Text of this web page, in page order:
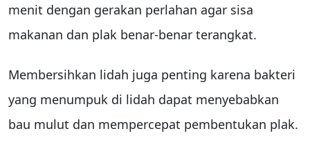
menit dengan gerakan perlahan agar sisa
makanan dan plak benar-benar terangkat.
Membersihkan lidah juga penting karena bakteri
yang menumpuk di lidah dapat menyebabkan
bau mulut dan mempercepat pembentukan plak.